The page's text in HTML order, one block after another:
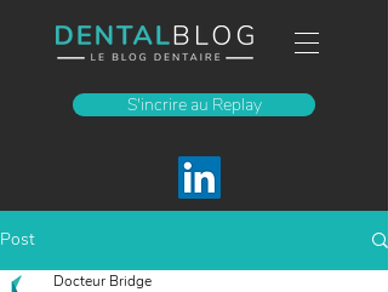
S'incrire au Replay
Post
Docteur Bridge